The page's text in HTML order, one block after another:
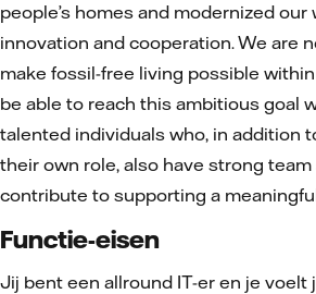
people’s homes and modernized
innovation and cooperation. We are
make fossil-free living possible
be able to reach this ambitious goal
talented individuals who, in addition
their own role, also have strong
contribute to supporting a
Functie-eisen
Jij bent een allround IT-er en je voelt